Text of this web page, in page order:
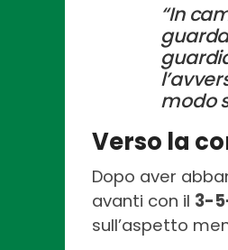
“In
modo
Verso la
Dopo aver
avanti con il 3-
sull’aspetto